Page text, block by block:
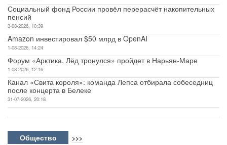
Социальный фонд России провёл перерасчёт накопительных
пенсий
3-08-2026, 10:39
Amazon инвестировал $50 млрд в OpenAI
1-08-2026, 14:24
Форум «Арктика. Лёд тронулся» пройдет в Нарьян-Маре
1-08-2026, 12:16
Канал «Свита короля»: команда Лепса отбирала собеседниц
после концерта в Белеке
31-07-2026, 20:18
Общество >>>